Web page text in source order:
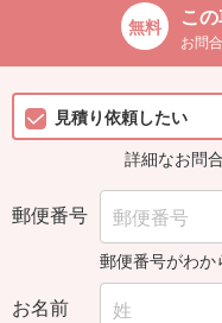
こ
お問
見積り依頼したい
詳細なお問
郵便番号
郵便番号がわか
お名前